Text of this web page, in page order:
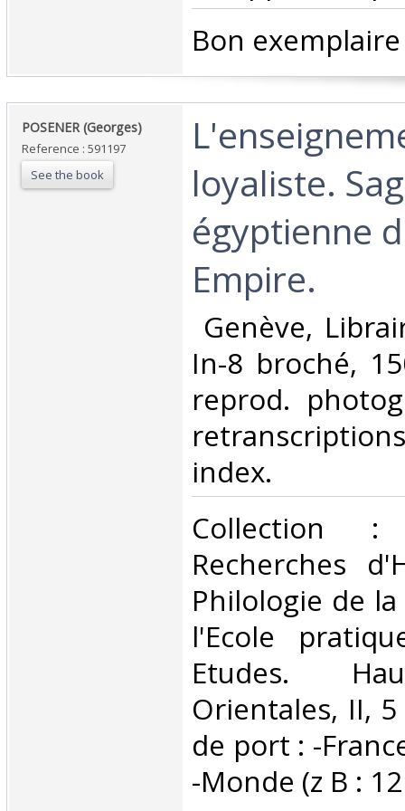
‎Bon
‎POSENER (Georges)‎
Reference : 591197
See the book
loyaliste.
égyptienne
Empire.‎
Genève,
In-8 broché,
reprod.
index. ‎
‎Collection
Recherches
Philologie de
l'Ecole
Etudes.
Orientales, II,
de port : -
-Monde (z B :